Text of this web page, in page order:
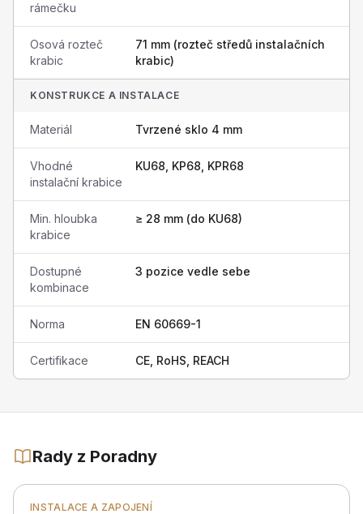
rámečku
Osová rozteč
krabic
71 mm (rozteč středů instalačních
krabic)
KONSTRUKCE A INSTALACE
Materiál Tvrzené sklo 4 mm
Vhodné
instalační krabice
KU68, KP68, KPR68
Min. hloubka
krabice
≥ 28 mm (do KU68)
Dostupné
kombinace
3 pozice vedle sebe
Norma EN 60669-1
Certifikace CE, RoHS, REACH
Rady z Poradny
INSTALACE A ZAPOJENÍ